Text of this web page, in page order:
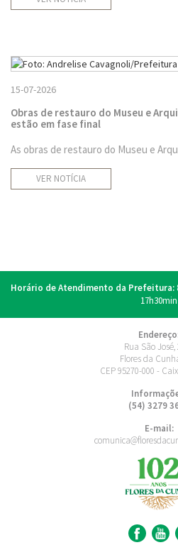
15-07-2026
Obras de restauro do Museu e
estão em fase final
As obras de restauro do Museu e
VER NOTÍCIA
Horário de Atendimento da Prefeitura:
17h30min
Rua São José,
Flores da
CEP 95270-000 -
(54) 3279
E-mail: